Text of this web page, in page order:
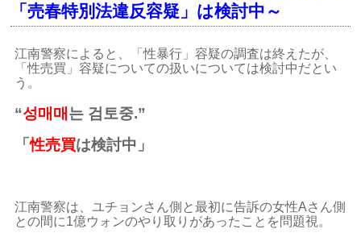
「売春特別法違反容疑」は検討中～
江南警察によると、「性暴行」容疑の調査は終えたが、
「性売買」容疑についての扱いについては検討中だとい
う。
“성매매 는 검토중.”
「性売買は検討中」
江南警察は、ユチョンさん側と最初に告訴の女性Aさん側
との間に1億ウォンのやり取りがあったことを問題視。